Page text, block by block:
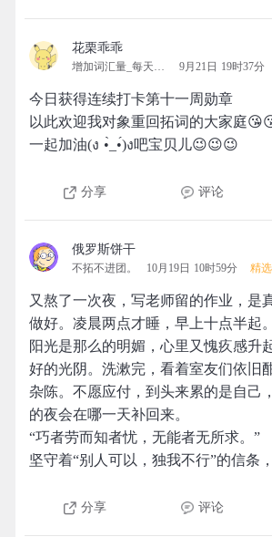
花栗乖乖
增加词汇量_每天都要进行 9月21日 19时37分
今日获得连续打卡第十一周勋章
以此欢迎我对象重回拓词的大家庭
一起加油(ง •̀_•́)ง吧宝贝儿😉😉😉
分享 评论
俄罗斯饼干
不拓不进团。 10月19日 10时59分 精选
又熬了一次夜，写老师留的作业，是
做好。凌晨两点才睡，早上十点半起
阳光是那么的明媚，心里又愧疚感升
好的光阴。洗漱完，看着室友们依旧
杂陈。不愿应付，到头来累的是自己
的夜会在哪一天补回来。
“巧者劳而知者忧，无能者无所求。”
坚守着“别人可以，独我不行”的信条
分享 评论